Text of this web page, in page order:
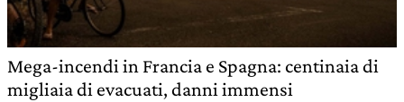
Mega-incendi in Francia e Spagna: centinaia di
migliaia di evacuati, danni immensi